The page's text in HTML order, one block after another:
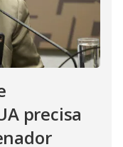
precisa